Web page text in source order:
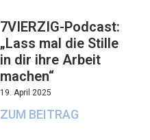
7VIERZIG-Podcast:
„Lass mal die Stille
in dir ihre Arbeit
machen“
19. April 2025
ZUM BEITRAG